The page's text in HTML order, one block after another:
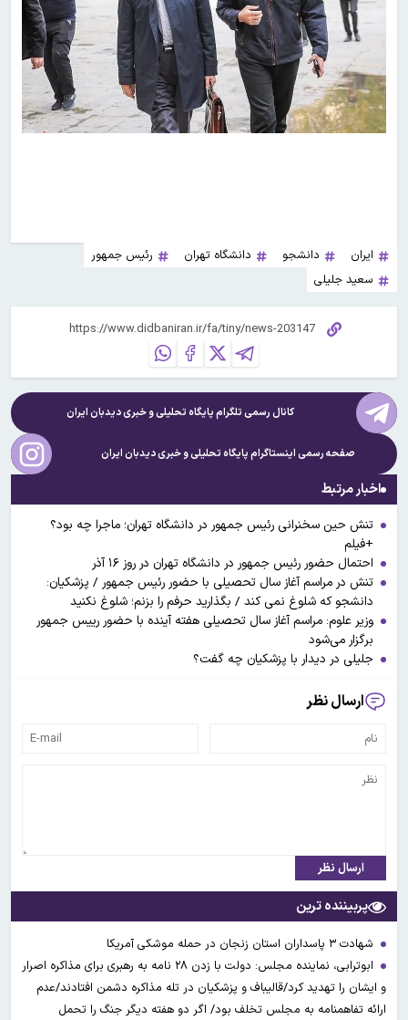
ایران دانشجو دانشگاه تهران
رئیس جمهور
سعید جلیلی
کانال رسمی تلگرام پایگاه تحلیلی و خبریدیدبان ایران
صفحه رسمی اینستاگرام پایگاه تحلیلی و خبریدیدبان ایران
اخبار مرتبط
تنش حین سخنرانی رئیس جمهور در دانشگاه تهران؛ ماجرا چه بود؟
+فیلم
احتمال حضور رئیس جمهور در دانشگاه تهران در روز ۱۶ آذر
تنش در مراسم آغاز سال تحصیلی با حضور رئیس جمهور / پزشکیان:
دانشجو که شلوغ نمی کند / بگذارید حرفم را بزنم؛ شلوغ نکنید
وزیر علوم: مراسم آغاز سال تحصیلی هفته آینده با حضور رییس جمهور
برگزار می‌شود
جلیلی در دیدار با پزشکیان چه گفت؟
ارسال نظر
ارسال نظر
پربیننده ترین
شهادت ۳ ‌پاسداران استان زنجان در حمله موشکی آمریکا
ابوترابی، نماینده مجلس: دولت با زدن ۲۸ نامه به رهبری برای مذاکره اصرار
و ایشان را تهدید کرد/قالیباف و پزشکیان در تله مذاکره دشمن افتادند/عدم
ارائه تفاهمنامه به مجلس تخلف بود/ اگر دو هفته دیگر جنگ را تحمل